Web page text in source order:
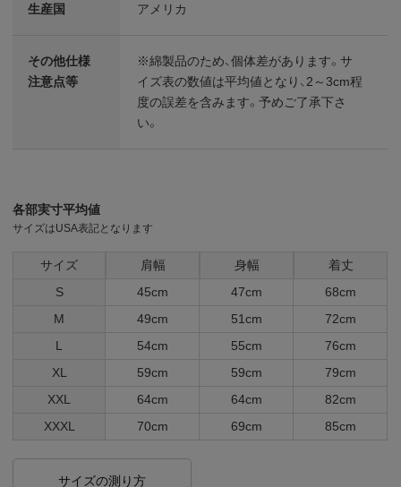
生産国 アメリカ
その他仕様
注意点等
※綿製品のため、個体差があります。サ
イズ表の数値は平均値となり、2～3cm程
度の誤差を含みます。予めご了承下さ
い。
各部実寸平均値
サイズはUSA表記となります
サイズ 肩幅 身幅
着丈
S
45cm 47cm
68cm
M
49cm 51cm
72cm
L
54cm 55cm
76cm
XL
59cm 59cm
79cm
XXL
64cm 64cm
82cm
XXXL
70cm 69cm 85cm
サイズの測り方